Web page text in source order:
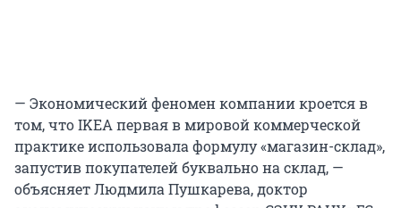
— Экономический феномен компании кроется в
том, что IKEA первая в мировой коммерческой
практике использовала формулу «магазин-склад»,
запустив покупателей буквально на склад, —
объясняет Людмила Пушкарева, доктор